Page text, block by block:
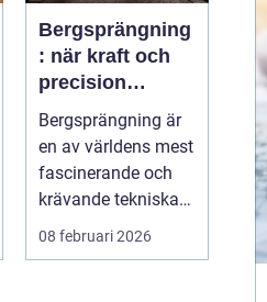
Bergsprängning
: när kraft och
precision
arbetar
tillsammans
Bergsprängning är
en av världens mest
fascinerande och
krävande tekniska
procedu...
08 februari 2026